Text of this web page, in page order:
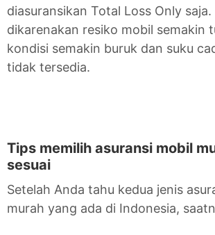
diasuransikan Total Loss Only saja.
dikarenakan resiko mobil semakin
kondisi semakin buruk dan suku
tidak tersedia.
Tips memilih asuransi mobil
sesuai
Setelah Anda tahu kedua jenis
murah yang ada di Indonesia,